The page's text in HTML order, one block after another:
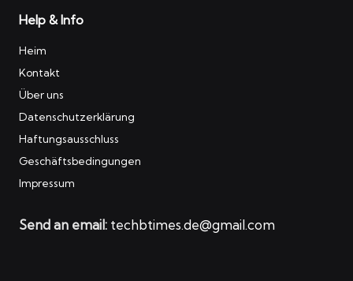
Help & Info
Heim
Kontakt
Über uns
Datenschutzerklärung
Haftungsausschluss
Geschäftsbedingungen
Impressum
Send an email: techbtimes.de@gmail.com